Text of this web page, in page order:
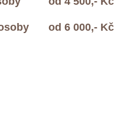
od 6 000,- Kč